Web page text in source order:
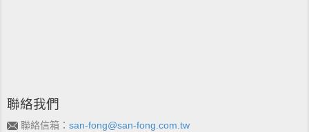
聯絡我們
聯絡信箱： san-fong@san-fong.com.tw